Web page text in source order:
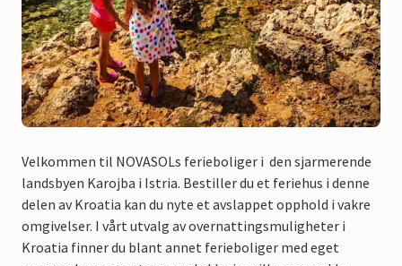
Velkommen til NOVASOLs ferieboliger i den sjarmerende
landsbyen Karojba i Istria. Bestiller du et feriehus i denne
delen av Kroatia kan du nyte et avslappet opphold i vakre
omgivelser. I vårt utvalg av overnattingsmuligheter i
Kroatia finner du blant annet ferieboliger med eget